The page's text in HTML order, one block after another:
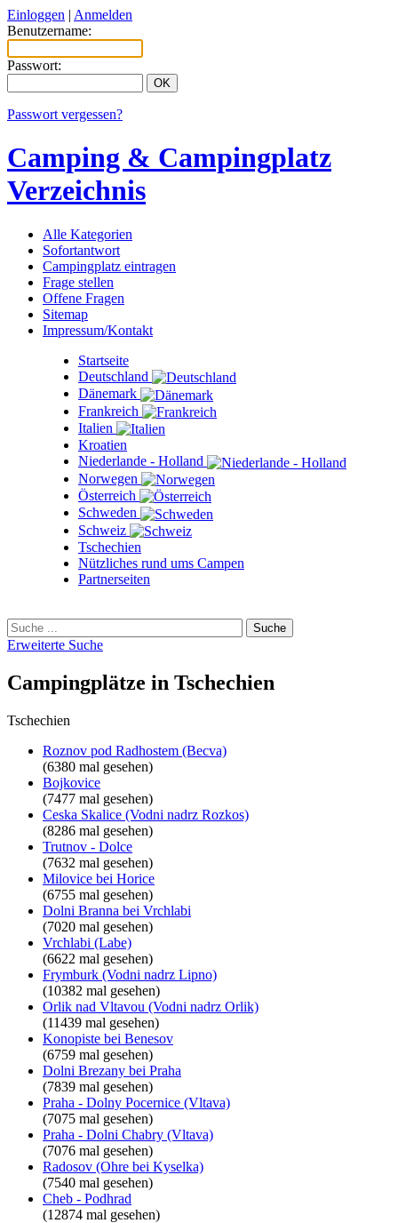
Einloggen | Anmelden
Benutzername:
Passwort:
Passwort vergessen?
Camping & Campingplatz
Verzeichnis
Alle Kategorien
Sofortantwort
Campingplatz eintragen
Frage stellen
Offene Fragen
Sitemap
Impressum/Kontakt
Startseite
Deutschland
Dänemark
Frankreich
Italien
Kroatien
Niederlande - Holland
Norwegen
Österreich
Schweden
Schweiz
Tschechien
Nützliches rund ums Campen
Partnerseiten
Erweiterte Suche
Campingplätze in Tschechien
Tschechien
Roznov pod Radhostem (Becva)
(6380 mal gesehen)
Bojkovice
(7477 mal gesehen)
Ceska Skalice (Vodni nadrz Rozkos)
(8286 mal gesehen)
Trutnov - Dolce
(7632 mal gesehen)
Milovice bei Horice
(6755 mal gesehen)
Dolni Branna bei Vrchlabi
(7020 mal gesehen)
Vrchlabi (Labe)
(6622 mal gesehen)
Frymburk (Vodni nadrz Lipno)
(10382 mal gesehen)
Orlik nad Vltavou (Vodni nadrz Orlik)
(11439 mal gesehen)
Konopiste bei Benesov
(6759 mal gesehen)
Dolni Brezany bei Praha
(7839 mal gesehen)
Praha - Dolny Pocernice (Vltava)
(7075 mal gesehen)
Praha - Dolni Chabry (Vltava)
(7076 mal gesehen)
Radosov (Ohre bei Kyselka)
(7540 mal gesehen)
Cheb - Podhrad
(12874 mal gesehen)